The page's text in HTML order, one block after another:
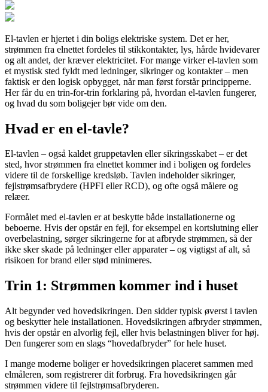
El-tavlen er hjertet i din boligs elektriske system. Det er her,
strømmen fra elnettet fordeles til stikkontakter, lys, hårde hvidevarer
og alt andet, der kræver elektricitet. For mange virker el-tavlen som
et mystisk sted fyldt med ledninger, sikringer og kontakter – men
faktisk er den logisk opbygget, når man først forstår principperne.
Her får du en trin-for-trin forklaring på, hvordan el-tavlen fungerer,
og hvad du som boligejer bør vide om den.
Hvad er en el-tavle?
El-tavlen – også kaldet gruppetavlen eller sikringsskabet – er det
sted, hvor strømmen fra elnettet kommer ind i boligen og fordeles
videre til de forskellige kredsløb. Tavlen indeholder sikringer,
fejlstrømsafbrydere (HPFI eller RCD), og ofte også målere og
relæer.
Formålet med el-tavlen er at beskytte både installationerne og
beboerne. Hvis der opstår en fejl, for eksempel en kortslutning eller
overbelastning, sørger sikringerne for at afbryde strømmen, så der
ikke sker skade på ledninger eller apparater – og vigtigst af alt, så
risikoen for brand eller stød minimeres.
Trin 1: Strømmen kommer ind i huset
Alt begynder ved hovedsikringen. Den sidder typisk øverst i tavlen
og beskytter hele installationen. Hovedsikringen afbryder strømmen,
hvis der opstår en alvorlig fejl, eller hvis belastningen bliver for høj.
Den fungerer som en slags “hovedafbryder” for hele huset.
I mange moderne boliger er hovedsikringen placeret sammen med
elmåleren, som registrerer dit forbrug. Fra hovedsikringen går
strømmen videre til fejlstrømsafbryderen.